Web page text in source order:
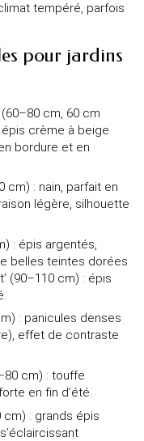
tempéré, parfois
pour jardins
(60–80 cm, 60 cm
crème à beige
bordure et en
cm) : nain, parfait en
légère, silhouette
: épis argentés,
belles teintes dorées
(90–110 cm) : épis
: panicules denses
effet de contraste
cm) : touffe
en fin d’été.
cm) : grands épis